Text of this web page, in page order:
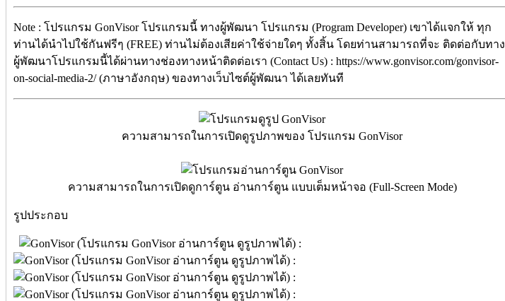
Note : โปรแกรม GonVisor โปรแกรมนี้ ทางผู้พัฒนา โปรแกรม (Program Developer) เขาได้แจกให้ ทุก
ท่านได้นำไปใช้กันฟรีๆ (FREE) ท่านไม่ต้องเสียค่าใช้จ่ายใดๆ ทั้งสิ้น โดยท่านสามารถที่จะ ติดต่อกับทาง
ผู้พัฒนาโปรแกรมนี้ได้ผ่านทางช่องทางหน้าติดต่อเรา (Contact Us) : https://www.gonvisor.com/gonvisor-
on-social-media-2/ (ภาษาอังกฤษ) ของทางเว็บไซต์ผู้พัฒนา ได้เลยทันที
ความสามารถในการเปิดดูรูปภาพของ โปรแกรม GonVisor
ความสามารถในการเปิดดูการ์ตูน อ่านการ์ตูน แบบเต็มหน้าจอ (Full-Screen Mode)
รูปประกอบ